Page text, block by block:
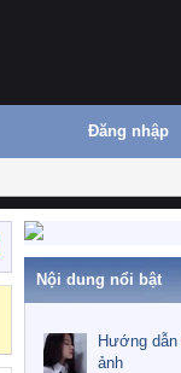
Đăng nhập
Nội dung nổi bật
Hướng
ảnh